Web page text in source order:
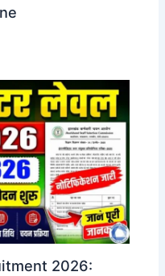
2026: